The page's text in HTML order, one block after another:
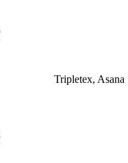
Tripletex, Asana